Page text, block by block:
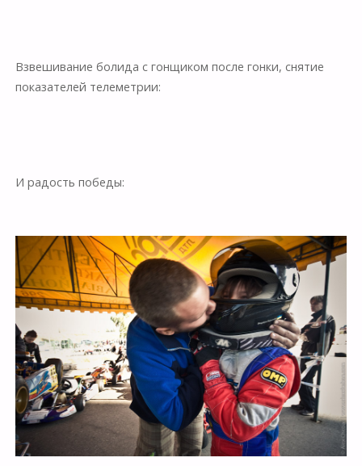
Взвешивание болида с гонщиком после гонки, снятие
показателей телеметрии:
И радость победы: